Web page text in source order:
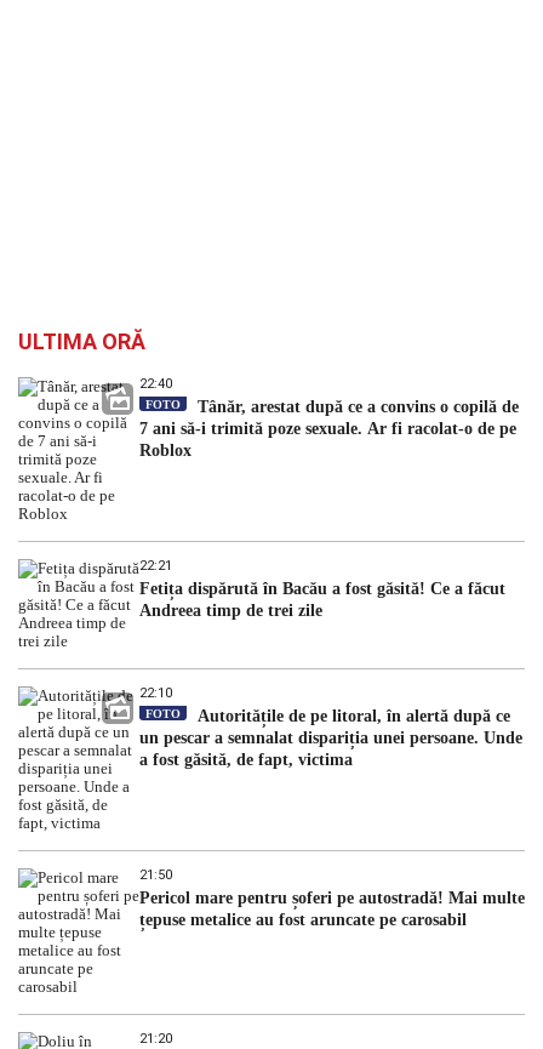
ULTIMA ORĂ
22:40
FOTO
Tânăr, arestat după ce a convins o copilă de
7 ani să-i trimită poze sexuale. Ar fi racolat-o de pe
Roblox
22:21
Fetița dispărută în Bacău a fost găsită! Ce a făcut
Andreea timp de trei zile
22:10
FOTO
Autoritățile de pe litoral, în alertă după ce
un pescar a semnalat dispariția unei persoane. Unde
a fost găsită, de fapt, victima
21:50
Pericol mare pentru șoferi pe autostradă! Mai multe
țepuse metalice au fost aruncate pe carosabil
21:20